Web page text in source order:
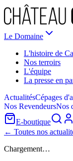
Le Domaine
L'histoire de
Nos terroirs
L'équipe
La presse en
ActualitésCépages
Nos RevendeursNos
E-boutique
← Toutes nos
Chargement…